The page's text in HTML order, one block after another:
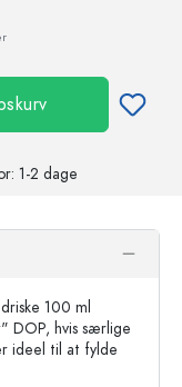
1-2 dage
100 ml
DOP, hvis særlige
ideel til at fylde